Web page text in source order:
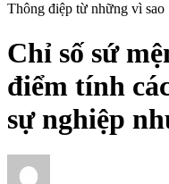
Thông điệp từ những vì sao
Chỉ số sứ
điểm tính
sự nghiệp